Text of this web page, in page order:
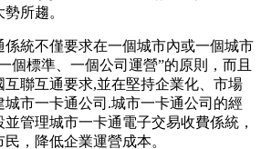
所趨。
統不僅要求在一個城市內或一個城市
個標準、一個公司運營”的原則，而且
聯互通要求,並在堅持企業化、市場
市一卡通公司.城市一卡通公司的經
管理城市一卡通電子交易收費係統，
，降低企業運營成本。